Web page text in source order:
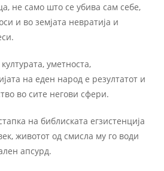
не само што се убива сам себе,
и во земјата невратија и
уметноста,
на еден народ е резултатот и
во сите негови сфери.
на библиската егзистенција
животот од смисла му го води
апсурд.